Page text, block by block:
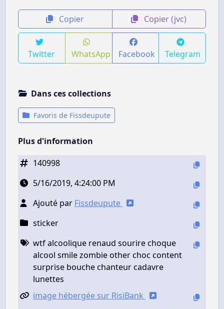
Copier Copier (jvc)
Twitter WhatsApp Facebook Telegram
Dans ces collections
Favoris de Fissdeupute
Plus d'information
140998
5/16/2019, 4:24:00 PM
Ajouté par Fissdeupute
sticker
wtf alcoolique renaud sourire choque
alcool smile zombie other choc content
surprise bouche chanteur cadavre
lunettes
image hébergée sur RisiBank